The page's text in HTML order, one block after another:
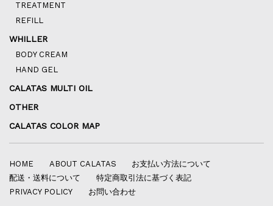
TREATMENT
REFILL
WHILLER
BODY CREAM
HAND GEL
CALATAS MULTI OIL
OTHER
CALATAS COLOR MAP
HOME ABOUT CALATAS
お支払い方法について
配送・送料について
特定商取引法に基づく表記
PRIVACY POLICY
お問い合わせ